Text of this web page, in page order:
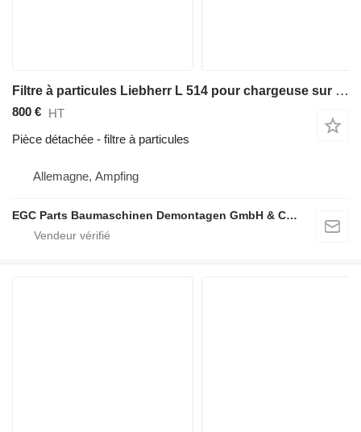
Filtre à particules Liebherr L 514 pour chargeuse sur pneus Liebherr L 514
800 € HT
Pièce détachée - filtre à particules
Allemagne, Ampfing
EGC Parts Baumaschinen Demontagen GmbH & Co. KG